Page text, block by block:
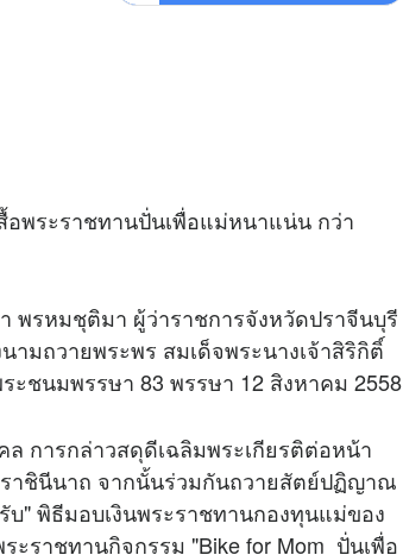
อพระราชทานปั่นเพื่อแม่หนาแน่น กว่า
พรหมชุติมา ผู้ว่าราชการจังหวัดปราจีนบุรี
มถวายพระพร สมเด็จพระนางเจ้าสิริกิติ์
ะชนมพรรษา 83 พรรษา 12 สิงหาคม 2558
การกล่าวสดุดีเฉลิมพระเกียรติต่อหน้า
าชินีนาถ จากนั้นร่วมกันถวายสัตย์ปฏิญาณ
" พิธีมอบเงินพระราชทานกองทุนแม่ของ
ราชทานกิจกรรม "Bike for Mom ปั่นเพื่อ